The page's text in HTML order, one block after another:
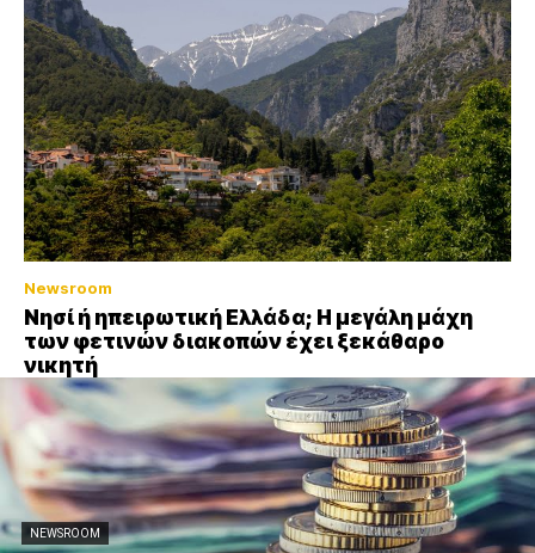
Newsroom
Νησί ή ηπειρωτική Ελλάδα; Η μεγάλη μάχη
των φετινών διακοπών έχει ξεκάθαρο
νικητή
NEWSROOM